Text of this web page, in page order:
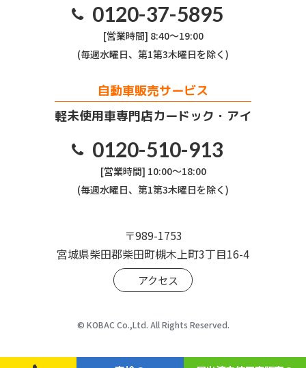
0120-37-5895
[営業時間] 8:40～19:00
(毎週水曜日、第1第3木曜日を除く)
自動車販売サービス
軽未使用車専門店カードック・アイ
0120-510-913
[営業時間] 10:00～18:00
(毎週水曜日、第1第3木曜日を除く)
〒989-1753
宮城県柴田郡柴田町槻木上町3丁目16-4
アクセス
© KOBAC Co.,Ltd. All Rights Reserved.